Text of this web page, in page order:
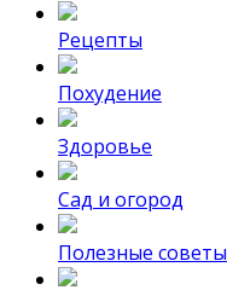
Рецепты
Похудение
Здоровье
Сад и огород
Полезные советы